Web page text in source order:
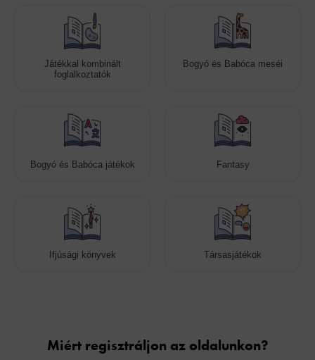
Játékkal kombinált
foglalkoztatók
Bogyó és Babóca meséi
Bogyó és Babóca játékok Fantasy
Ifjúsági könyvek Társasjátékok
Miért regisztráljon az oldalunkon?